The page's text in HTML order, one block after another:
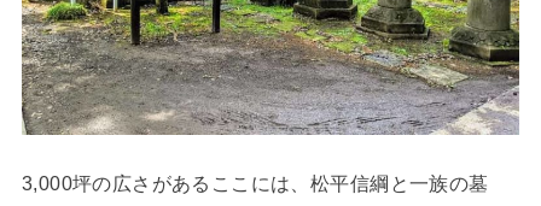
3,000坪の広さがあるここには、松平信綱と一族の墓